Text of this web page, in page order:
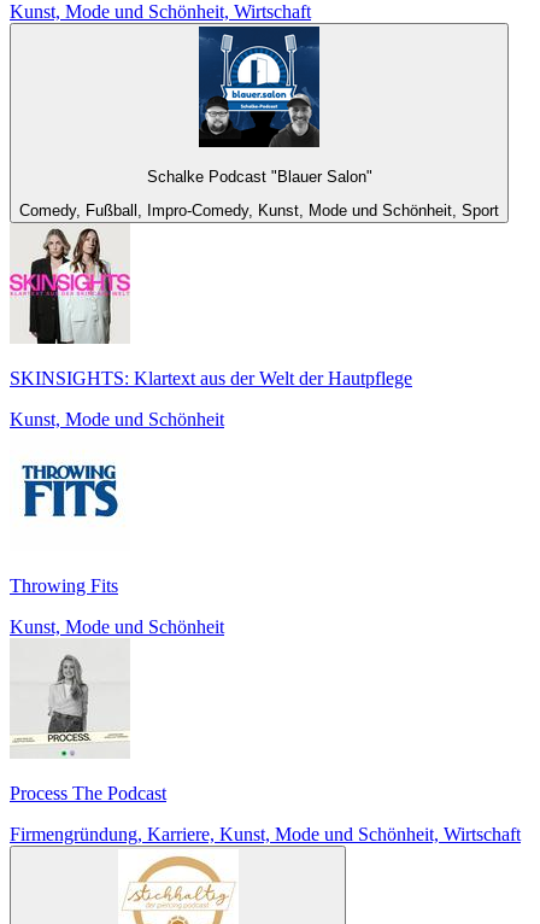
Kunst, Mode und Schönheit, Wirtschaft
Schalke Podcast "Blauer Salon"
Comedy, Fußball, Impro-Comedy, Kunst, Mode und Schönheit, Sport
SKINSIGHTS: Klartext aus der Welt der Hautpflege
Kunst, Mode und Schönheit
Throwing Fits
Kunst, Mode und Schönheit
Process The Podcast
Firmengründung, Karriere, Kunst, Mode und Schönheit, Wirtschaft